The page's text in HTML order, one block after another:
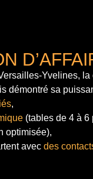
Yvelines, la
démontré sa
,
(tables de 4 à 6
optimisée),
avec des